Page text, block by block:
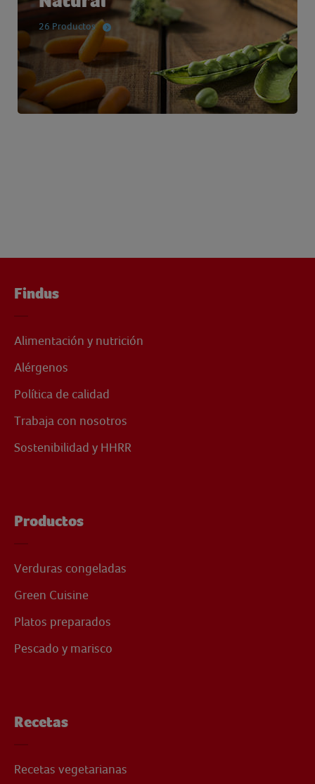
26 Productos
Findus
Alimentación y nutrición
Alérgenos
Política de calidad
Trabaja con nosotros
Sostenibilidad y HHRR
Productos
Verduras congeladas
Green Cuisine
Platos preparados
Pescado y marisco
Recetas
Recetas vegetarianas